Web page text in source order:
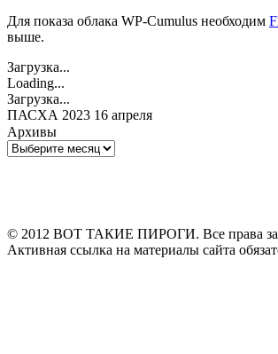
Для показа облака WP-Cumulus необходим
выше.
Загрузка...
Loading...
Загрузка...
ПАСХА 2023 16 апреля
Архивы
Архивы
© 2012 ВОТ ТАКИЕ ПИРОГИ. Все права
Активная ссылка на материалы сайта